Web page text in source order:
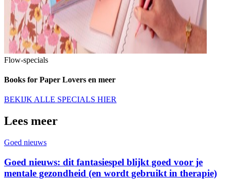
Flow-specials
Books for Paper Lovers en meer
BEKIJK ALLE SPECIALS HIER
Lees meer
Goed nieuws
Goed nieuws: dit fantasiespel blijkt goed voor je
mentale gezondheid (en wordt gebruikt in therapie)